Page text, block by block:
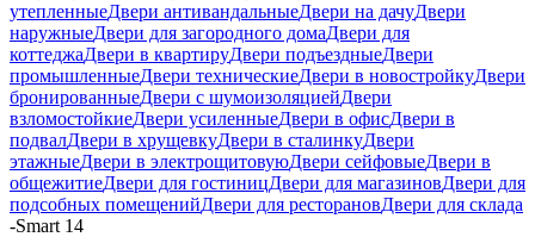
утепленныеДвери антивандальныеДвери на дачуДвери
наружныеДвери для загородного домаДвери для
коттеджаДвери в квартируДвери подъездныеДвери
промышленныеДвери техническиеДвери в новостройкуДвери
бронированныеДвери с шумоизоляциейДвери
взломостойкиеДвери усиленныеДвери в офисДвери в
подвалДвери в хрущевкуДвери в сталинкуДвери
этажныеДвери в электрощитовуюДвери сейфовыеДвери в
общежитиеДвери для гостиницДвери для магазиновДвери для
подсобных помещенийДвери для ресторановДвери для склада
-Smart 14